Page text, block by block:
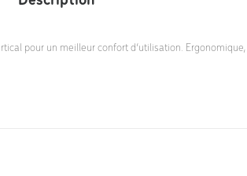
pour un meilleur confort d’utilisation.